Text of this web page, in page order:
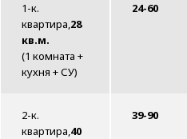
1-к.
квартира,28
кв.м.
(1 комната +
кухня + СУ)
24-60
2-к.
квартира,40
39-90